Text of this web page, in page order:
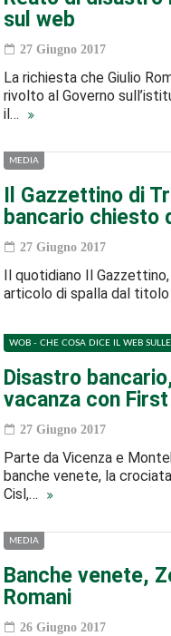
sul web
27 Giugno 2017
La richiesta che Giulio
rivolto al Governo
il…
MEDIA
Il Gazzettino di
bancario chiesto
27 Giugno 2017
Il quotidiano Il
articolo di spalla dal titolo
WOB - CHE COSA DICE IL WEB
Disastro
vacanza con
27 Giugno 2017
Parte da Vicenza e
banche venete, la
Cisl,…
MEDIA
Banche venete,
Romani
26 Giugno 2017